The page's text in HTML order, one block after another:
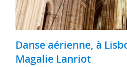
Danse aérienne, à
Magalie Lanriot